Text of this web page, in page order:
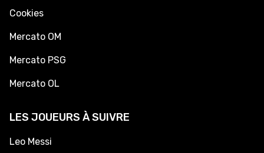
Cookies
Mercato OM
Mercato PSG
Mercato OL
LES JOUEURS À SUIVRE
Leo Messi